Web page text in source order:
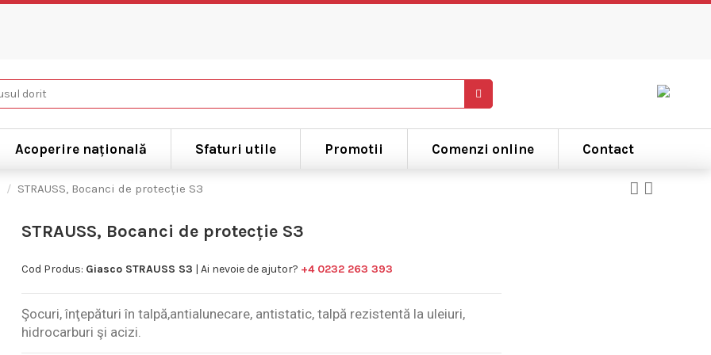
Acoperire națională Sfaturi utile Promotii Comenzi online Contact
STRAUSS, Bocanci de protecție S3
STRAUSS, Bocanci de protecție S3
Cod Produs: Giasco STRAUSS S3 | Ai nevoie de ajutor? +4 0232 263 393
Şocuri, înţepături în talpă,antialunecare, antistatic, talpă rezistentă la uleiuri,
hidrocarburi şi acizi.